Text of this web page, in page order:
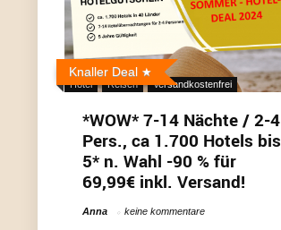
Knaller Deal
Hotel Reisen Versandkostenfrei
*WOW* 7-14 Nächte / 2-4
Pers., ca 1.700 Hotels bis
5* n. Wahl -90 % für
69,99€ inkl. Versand!
Anna keine kommentare